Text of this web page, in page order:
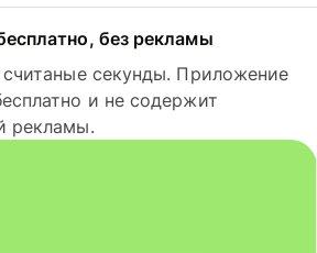
без рекламы
считаные секунды. Приложение
и не содержит
рекламы.